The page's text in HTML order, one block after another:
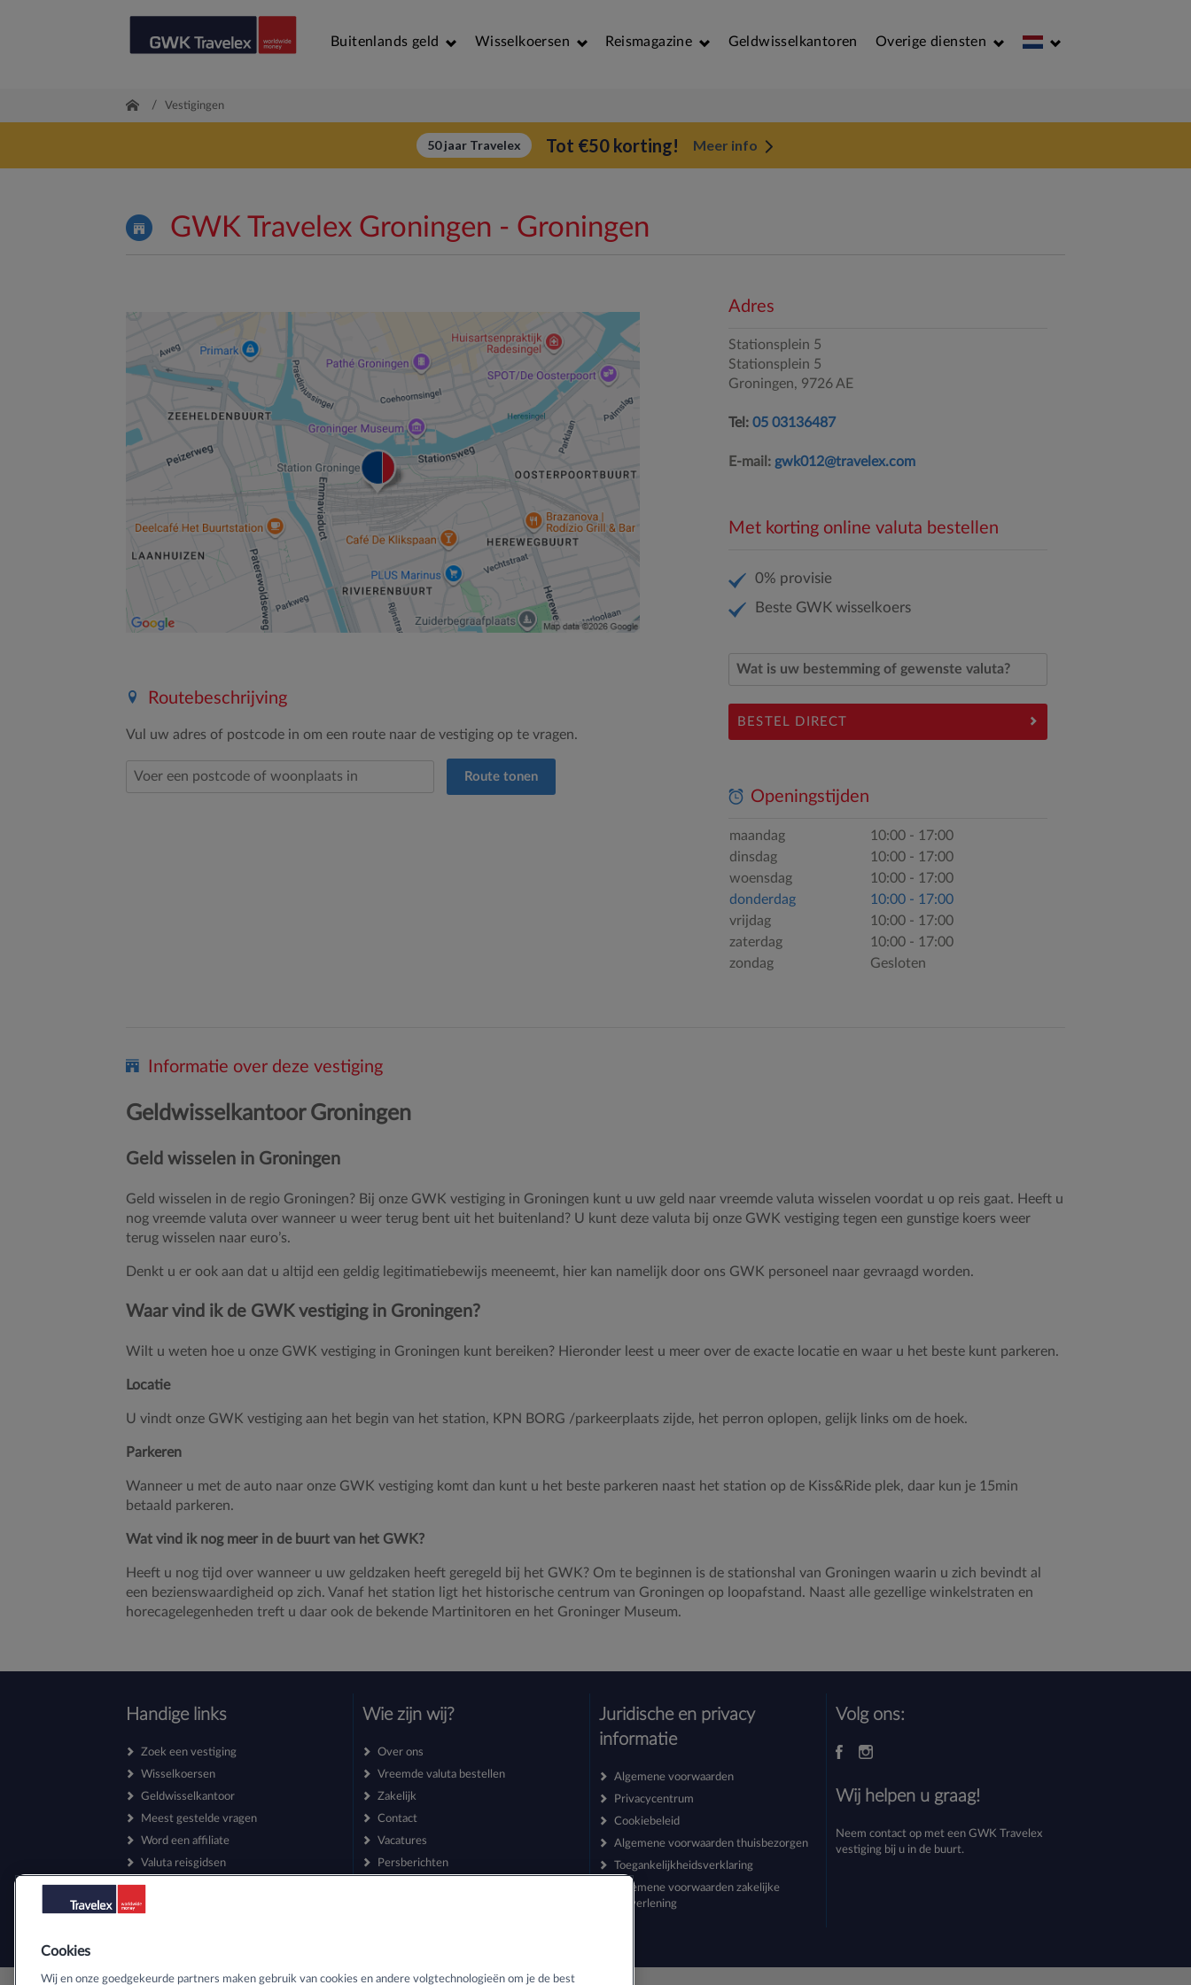
Buitenlands geld Wisselkoersen Reismagazine Geldwisselkantoren Overige diensten
/ Vestigingen
50 jaar Travelex Tot €50 korting! Meer info
GWK Travelex Groningen - Groningen
Routebeschrijving
Vul uw adres of postcode in om een route naar de vestiging op te vragen.
Route tonen
Adres
Stationsplein 5
Stationsplein 5
Groningen, 9726 AE
Tel: 05 03136487
E-mail: gwk012@travelex.com
Met korting online valuta bestellen
0% provisie
Beste GWK wisselkoers
BESTEL DIRECT
Openingstijden
maandag
10:00 - 17:00
dinsdag
10:00 - 17:00
woensdag
10:00 - 17:00
donderdag
10:00 - 17:00
vrijdag
10:00 - 17:00
zaterdag
10:00 - 17:00
zondag
Gesloten
Informatie over deze vestiging
Geldwisselkantoor Groningen
Geld wisselen in Groningen
Geld wisselen in de regio Groningen? Bij onze GWK vestiging in Groningen kunt u uw geld naar vreemde valuta wisselen voordat u op reis gaat. Heeft u
nog vreemde valuta over wanneer u weer terug bent uit het buitenland? U kunt deze valuta bij onze GWK vestiging tegen een gunstige koers weer
terug wisselen naar euro’s.
Denkt u er ook aan dat u altijd een geldig legitimatiebewijs meeneemt, hier kan namelijk door ons GWK personeel naar gevraagd worden.
Waar vind ik de GWK vestiging in Groningen?
Wilt u weten hoe u onze GWK vestiging in Groningen kunt bereiken? Hieronder leest u meer over de exacte locatie en waar u het beste kunt parkeren.
Locatie
U vindt onze GWK vestiging aan het begin van het station, KPN BORG /parkeerplaats zijde, het perron oplopen, gelijk links om de hoek.
Parkeren
Wanneer u met de auto naar onze GWK vestiging komt dan kunt u het beste parkeren naast het station op de Kiss&Ride plek, daar kun je 15min
betaald parkeren.
Wat vind ik nog meer in de buurt van het GWK?
Heeft u nog tijd over wanneer u uw geldzaken heeft geregeld bij het GWK? Om te beginnen is de stationshal van Groningen waarin u zich bevindt al
een bezienswaardigheid op zich. Vanaf het station ligt het historische centrum van Groningen op loopafstand. Naast alle gezellige winkelstraten en
horecagelegenheden treft u daar ook de bekende Martinitoren en het Groninger Museum.
Handige links
Zoek een vestiging
Wisselkoersen
Geldwisselkantoor
Meest gestelde vragen
Word een affiliate
Valuta reisgidsen
Nieuwsbrief
Sitemap
Wie zijn wij?
Over ons
Vreemde valuta bestellen
Zakelijk
Contact
Vacatures
Persberichten
Juridische en privacy
informatie
Algemene voorwaarden
Privacycentrum
Cookiebeleid
Algemene voorwaarden thuisbezorgen
Toegankelijkheidsverklaring
Algemene voorwaarden zakelijke
dienstverlening
Volg ons:
Wij helpen u graag!
Neem contact op met eenGWK Travelex
vestiging bij u in de buurt.
Cookies
Wij en onze goedgekeurde partners maken gebruik van cookies en andere volgtechnologieën om je de best